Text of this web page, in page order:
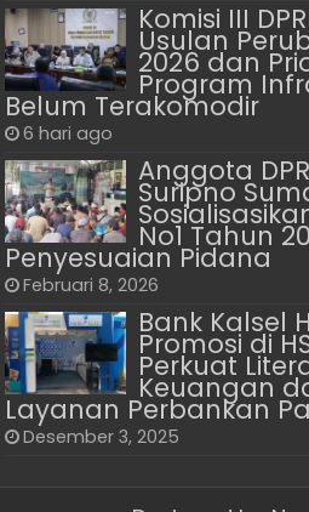
Komisi III
Usulan
2026 dan
Program
Belum Terakomodir
6 hari ago
Anggota
Suripno
No1 Tahun
Penyesuaian Pidana
Februari 8, 2026
Bank Kalsel
Promosi di
Perkuat
Keuangan
Layanan Perbankan
Desember 3, 2025